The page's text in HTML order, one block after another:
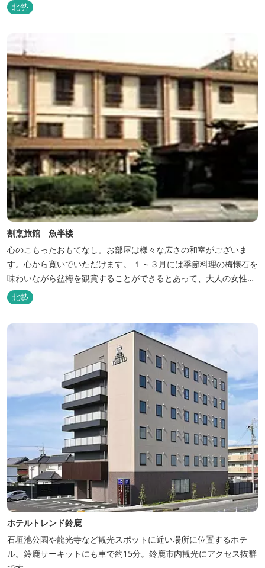
北勢
割烹旅館 魚半楼
心のこもったおもてなし。お部屋は様々な広さの和室がございま
す。心から寛いでいただけます。 １～３月には季節料理の梅懐石を
味わいながら盆梅を観賞することができるとあって、大人の女性に
も人気です。
北勢
ホテルトレンド鈴鹿
石垣池公園や龍光寺など観光スポットに近い場所に位置するホテ
ル。鈴鹿サーキットにも車で約15分。鈴鹿市内観光にアクセス抜群